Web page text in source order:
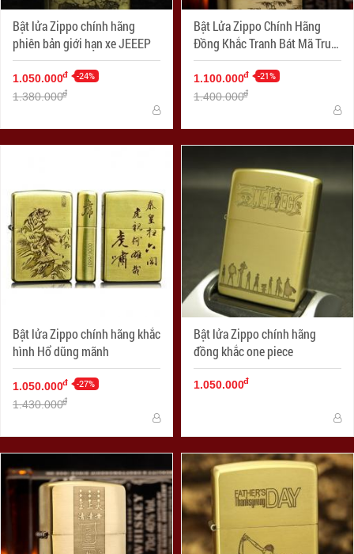
Bật lửa Zippo chính hãng
phiên bản giới hạn xe JEEEP
1.050.000đ -24%
1.380.000đ
Bật Lửa Zippo Chính Hãng
Đồng Khắc Tranh Bát Mã Truy
Phong
1.100.000đ -21%
1.400.000đ
Bật lửa Zippo chính hãng khắc
hình Hổ dũng mãnh
1.050.000đ -27%
1.430.000đ
Bật lửa Zippo chính hãng
đồng khắc one piece
1.050.000đ